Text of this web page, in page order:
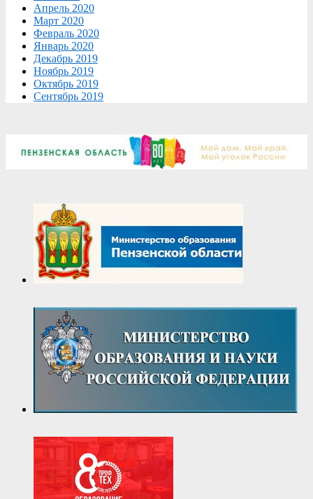
Апрель 2020
Март 2020
Февраль 2020
Январь 2020
Декабрь 2019
Ноябрь 2019
Октябрь 2019
Сентябрь 2019